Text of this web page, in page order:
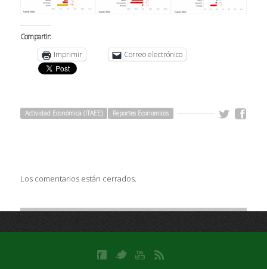
Compartir:
Imprimir
Correo electrónico
Actividad Económica (ITAEE) Reportes Economicos
Los comentarios están cerrados.